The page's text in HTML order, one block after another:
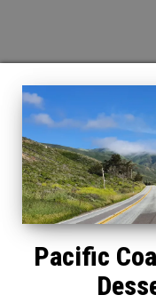
Pacific